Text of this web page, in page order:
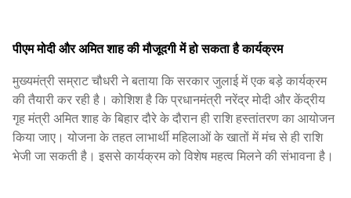
पीएम मोदी और अमित शाह की मौजूदगी में हो सकता है कार्यक्रम
मुख्यमंत्री सम्राट चौधरी ने बताया कि सरकार जुलाई में एक बड़े कार्यक्रम
की तैयारी कर रही है। कोशिश है कि प्रधानमंत्री नरेंद्र मोदी और केंद्रीय
गृह मंत्री अमित शाह के बिहार दौरे के दौरान ही राशि हस्तांतरण का आयोजन
किया जाए। योजना के तहत लाभार्थी महिलाओं के खातों में मंच से ही राशि
भेजी जा सकती है। इससे कार्यक्रम को विशेष महत्व मिलने की संभावना है।